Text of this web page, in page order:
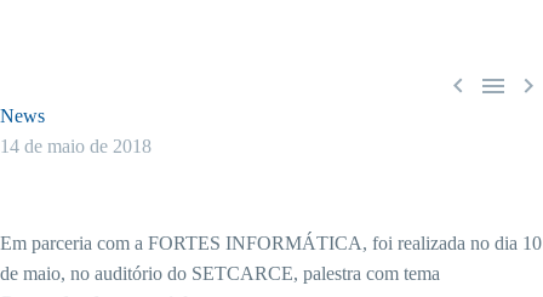
  
News
14 de maio de 2018
Em parceria com a FORTES INFORMÁTICA, foi realizada no dia 10
de maio, no auditório do SETCARCE, palestra com tema